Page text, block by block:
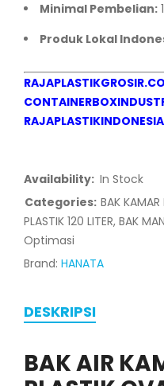
Minimal Pembelian:
Produk Lokal
Availability: In Stock
Categories: BAK KAMAR
PLASTIK 120 LITER, BAK
Optimasi
Brand: HANATA
DESKRIPSI
BAK AIR